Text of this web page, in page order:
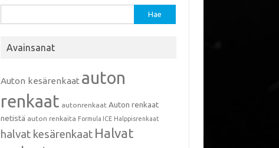
Avainsanat
Auton kesärenkaat auton
renkaat autonrenkaat Auton renkaat
netistä auton renkaita Formula ICE Halppisrenkaat
halvat kesärenkaat Halvat